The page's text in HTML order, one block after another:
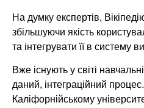
На думку експертів,
збільшуючи якість
та інтегрувати її в систему
Вже існують у світі
даний, інтеграційний
Каліфорнійському